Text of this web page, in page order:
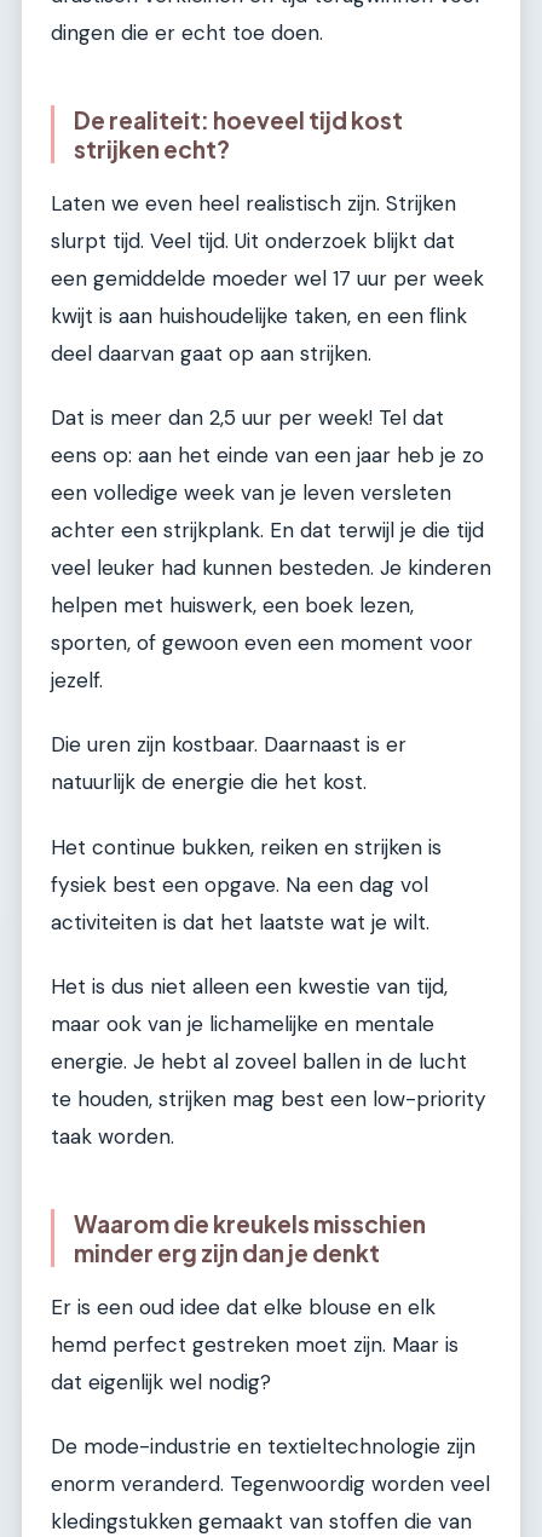
dingen die er echt toe doen.
De realiteit: hoeveel tijd kost
strijken echt?
Laten we even heel realistisch zijn. Strijken
slurpt tijd. Veel tijd. Uit onderzoek blijkt dat
een gemiddelde moeder wel 17 uur per week
kwijt is aan huishoudelijke taken, en een flink
deel daarvan gaat op aan strijken.
Dat is meer dan 2,5 uur per week! Tel dat
eens op: aan het einde van een jaar heb je zo
een volledige week van je leven versleten
achter een strijkplank. En dat terwijl je die tijd
veel leuker had kunnen besteden. Je kinderen
helpen met huiswerk, een boek lezen,
sporten, of gewoon even een moment voor
jezelf.
Die uren zijn kostbaar. Daarnaast is er
natuurlijk de energie die het kost.
Het continue bukken, reiken en strijken is
fysiek best een opgave. Na een dag vol
activiteiten is dat het laatste wat je wilt.
Het is dus niet alleen een kwestie van tijd,
maar ook van je lichamelijke en mentale
energie. Je hebt al zoveel ballen in de lucht
te houden, strijken mag best een low-priority
taak worden.
Waarom die kreukels misschien
minder erg zijn dan je denkt
Er is een oud idee dat elke blouse en elk
hemd perfect gestreken moet zijn. Maar is
dat eigenlijk wel nodig?
De mode-industrie en textieltechnologie zijn
enorm veranderd. Tegenwoordig worden veel
kledingstukken gemaakt van stoffen die van